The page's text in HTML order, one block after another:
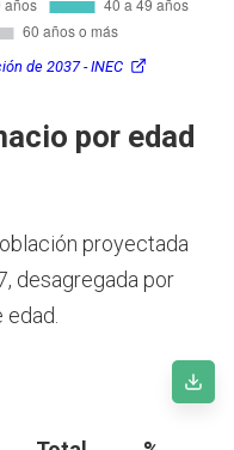
de 2037 - INEC
por edad
proyectada
desagregada por